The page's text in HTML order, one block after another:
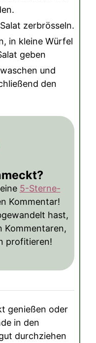
zerbrösseln.
in kleine Würfel
geben
waschen und
den
5-Sterne-
Kommentar!
hast,
Kommentaren,
profitieren!
genießen oder
in den
durchziehen